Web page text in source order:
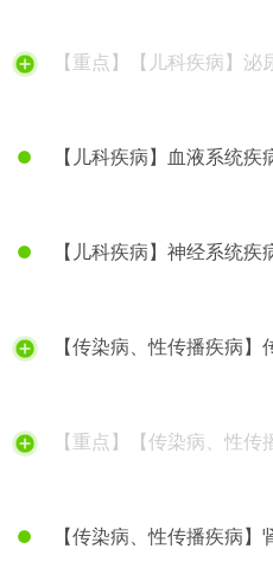
【重点】【儿科疾病】泌
【儿科疾病】血液系统疾
【儿科疾病】神经系统疾
【传染病、性传播疾病】
【重点】【传染病、性传
【传染病、性传播疾病】